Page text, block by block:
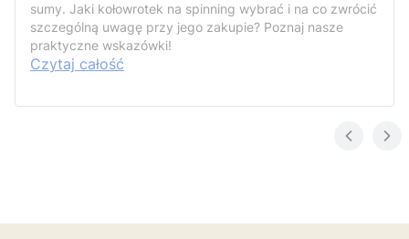
sumy. Jaki kołowrotek na spinning wybrać i na co zwrócić
szczególną uwagę przy jego zakupie? Poznaj nasze
praktyczne wskazówki!
Czytaj całość